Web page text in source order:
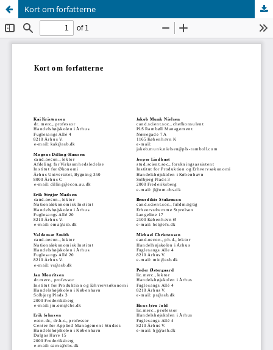
Kort om forfatterne